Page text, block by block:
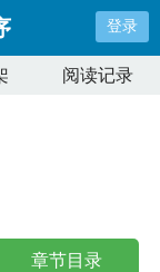
登录
阅读记录
章节目录